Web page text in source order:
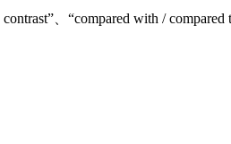
、“compared with / compared